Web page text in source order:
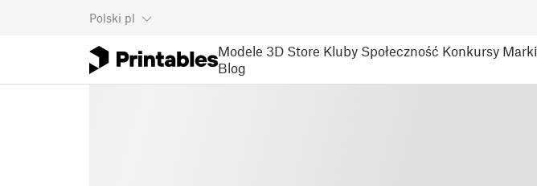
Polski pl
Modele 3D Store Kluby Społeczność Konkursy Marki
Blog